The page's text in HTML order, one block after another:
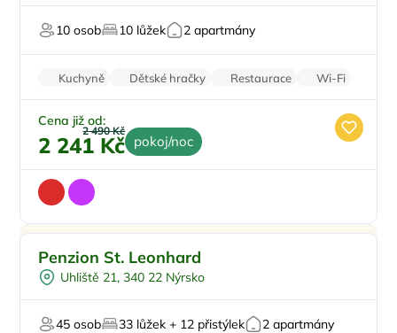
U sjezdovky
10 osob
10 lůžek 2 apartmány
Kuchyně Dětské hračky Restaurace
Wi-Fi
Parkování zdarma
Cena již od:
2 490 Kč
2 241 Kč pokoj/noc
Vnitřní bazén
Dětské hřiště
Sauna
Penzion St. Leonhard
Uhliště 21, 340 22 Nýrsko
45 osob 33 lůžek + 12 přistýlek 2 apartmány